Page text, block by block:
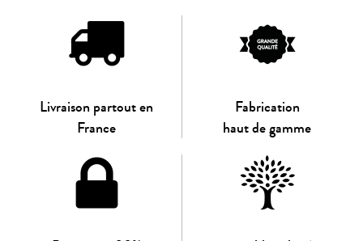
Livraison partout en
France
Fabrication
haut de gamme